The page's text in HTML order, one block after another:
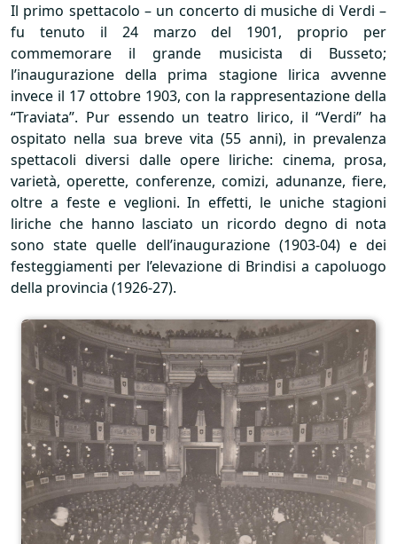
Il primo spettacolo – un concerto di musiche di Verdi –
fu tenuto il 24 marzo del 1901, proprio per
commemorare il grande musicista di Busseto;
l’inaugurazione della prima stagione lirica avvenne
invece il 17 ottobre 1903, con la rappresentazione della
“Traviata”. Pur essendo un teatro lirico, il “Verdi” ha
ospitato nella sua breve vita (55 anni), in prevalenza
spettacoli diversi dalle opere liriche: cinema, prosa,
varietà, operette, conferenze, comizi, adunanze, fiere,
oltre a feste e veglioni. In effetti, le uniche stagioni
liriche che hanno lasciato un ricordo degno di nota
sono state quelle dell’inaugurazione (1903-04) e dei
festeggiamenti per l’elevazione di Brindisi a capoluogo
della provincia (1926-27).